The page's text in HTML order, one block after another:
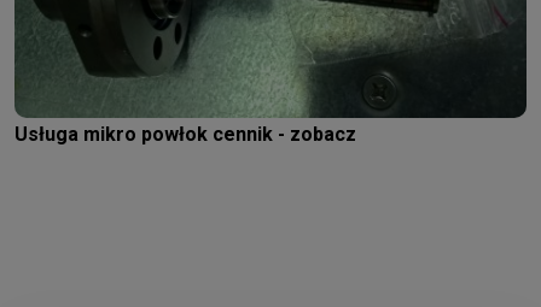
Usługa mikro powłok cennik - zobacz